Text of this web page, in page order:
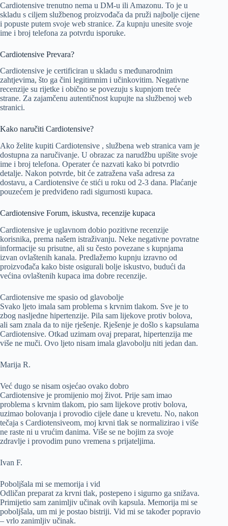
Cardiotensive trenutno nema u DM-u ili Amazonu. To je u
skladu s ciljem službenog proizvođača da pruži najbolje cijene
i popuste putem svoje web stranice. Za kupnju unesite svoje
ime i broj telefona za potvrdu isporuke.
Cardiotensive Prevara?
Cardiotensive je certificiran u skladu s međunarodnim
zahtjevima, što ga čini legitimnim i učinkovitim. Negativne
recenzije su rijetke i obično se povezuju s kupnjom treće
strane. Za zajamčenu autentičnost kupujte na službenoj web
stranici.
Kako naručiti Cardiotensive?
Ako želite kupiti Cardiotensive , službena web stranica vam je
dostupna za naručivanje. U obrazac za narudžbu upišite svoje
ime i broj telefona. Operater će nazvati kako bi potvrdio
detalje. Nakon potvrde, bit će zatražena vaša adresa za
dostavu, a Cardiotensive će stići u roku od 2-3 dana. Plaćanje
pouzećem je predviđeno radi sigurnosti kupaca.
Cardiotensive Forum, iskustva, recenzije kupaca
Cardiotensive je uglavnom dobio pozitivne recenzije
korisnika, prema našem istraživanju. Neke negativne povratne
informacije su prisutne, ali su često povezane s kupnjama
izvan ovlaštenih kanala. Predlažemo kupnju izravno od
proizvođača kako biste osigurali bolje iskustvo, budući da
većina ovlaštenih kupaca ima dobre recenzije.
Cardiotensive me spasio od glavobolje
Svako ljeto imala sam problema s krvnim tlakom. Sve je to
zbog nasljedne hipertenzije. Pila sam lijekove protiv bolova,
ali sam znala da to nije rješenje. Rješenje je došlo s kapsulama
Cardiotensive. Otkad uzimam ovaj preparat, hipertenzija me
više ne muči. Ovo ljeto nisam imala glavobolju niti jedan dan.
Marija R.
Već dugo se nisam osjećao ovako dobro
Cardiotensive je promijenio moj život. Prije sam imao
problema s krvnim tlakom, pio sam lijekove protiv bolova,
uzimao bolovanja i provodio cijele dane u krevetu. No, nakon
tečaja s Cardiotensiveom, moj krvni tlak se normalizirao i više
ne raste ni u vrućim danima. Više se ne bojim za svoje
zdravlje i provodim puno vremena s prijateljima.
Ivan F.
Poboljšala mi se memorija i vid
Odličan preparat za krvni tlak, postepeno i sigurno ga snižava.
Primijetio sam zanimljiv učinak ovih kapsula. Memorija mi se
poboljšala, um mi je postao bistriji. Vid mi se također popravio
– vrlo zanimljiv učinak.